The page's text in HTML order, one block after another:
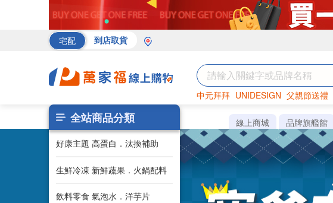
宅配 到店取貨
中元拜拜 UNIDESIGN 父親節送禮
全站商品分類
好康主題 高蛋白．汰換補助
生鮮冷凍 新鮮蔬果．火鍋配料
飲料零食 氣泡水．洋芋片
線上商城 品牌旗艦館